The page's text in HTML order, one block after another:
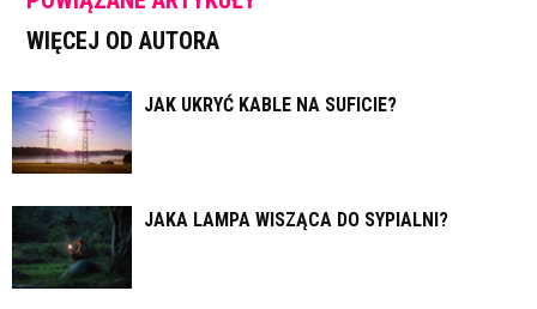
WIĘCEJ OD AUTORA
JAK UKRYĆ KABLE NA SUFICIE?
JAKA LAMPA WISZĄCA DO SYPIALNI?